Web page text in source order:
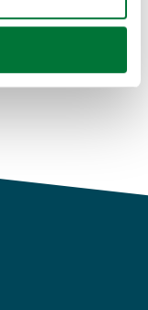
activamente
(huellas
se procesan sus
web con
y análisis